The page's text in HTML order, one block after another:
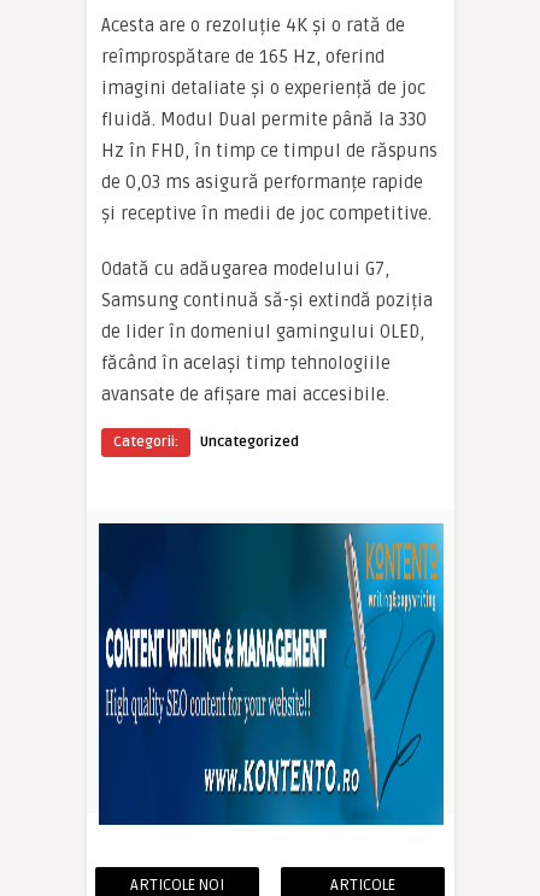
Acesta are o rezoluție 4K și o rată de
reîmprospătare de 165 Hz, oferind
imagini detaliate și o experiență de joc
fluidă. Modul Dual permite până la 330
Hz în FHD, în timp ce timpul de răspuns
de 0,03 ms asigură performanțe rapide
și receptive în medii de joc competitive.
Odată cu adăugarea modelului G7,
Samsung continuă să-și extindă poziția
de lider în domeniul gamingului OLED,
făcând în același timp tehnologiile
avansate de afișare mai accesibile.
Categorii: Uncategorized
ARTICOLE NOI
ARTICOLE